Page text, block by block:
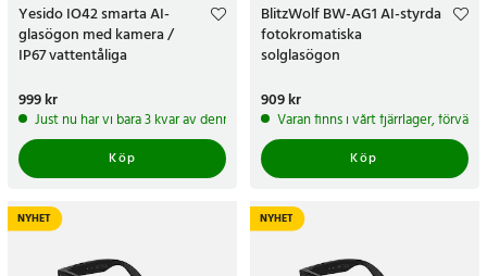
Yesido IO42 smarta AI-
glasögon med kamera /
IP67 vattentåliga
WiFi-överföring
Pris:999 kr
999 kr
Just nu har vi bara 3 kvar av denna produkt
Köp
BlitzWolf BW-AG1 AI-styrda
fotokromatiska
solglasögon
Pris:909 kr
909 kr
Varan finns i vårt fjärrlager,
Köp
NYHET NYHET